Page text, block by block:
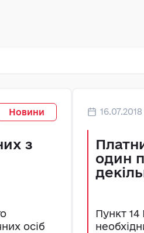
Новини
з
осіб
16.07.2018
один
Пункт 14